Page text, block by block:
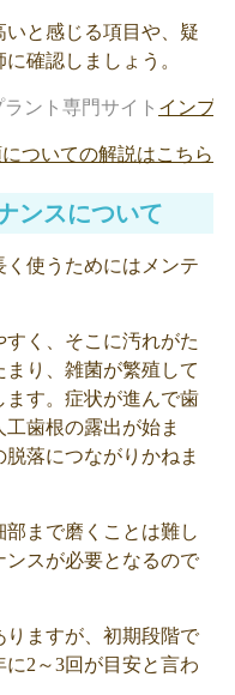
いと感じる項目や、疑
確認しましょう。
ント専門サイト インプ
ついての解説はこちら
ンスについて
使うためにはメンテ
く、そこに汚れがた
り、雑菌が繁殖して
ます。症状が進んで歯
歯根の露出が始ま
落につながりかねま
まで磨くことは難し
ンスが必要となるので
りますが、初期段階で
2～3回が目安と言わ